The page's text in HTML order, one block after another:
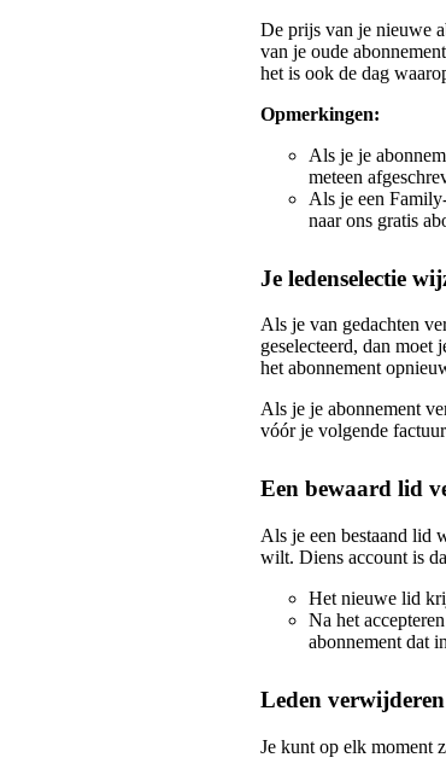
De prijs van je nieuwe
van je oude
het is ook de dag
Opmerkingen:
Als je je
meteen
Als je een
naar ons gratis
Je ledenselectie
Als je van gedachten
geselecteerd, dan moet
het abonnement
Als je je abonnement
vóór je volgende
Een bewaard lid
Als je een bestaand lid
wilt. Diens account is
Het nieuwe lid
Na het
abonnement dat
Leden verwijderen
Je kunt op elk moment